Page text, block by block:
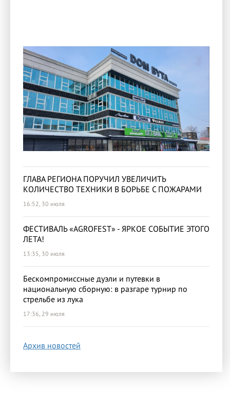
ГЛАВА РЕГИОНА ПОРУЧИЛ УВЕЛИЧИТЬ
КОЛИЧЕСТВО ТЕХНИКИ В БОРЬБЕ С ПОЖАРАМИ
16:52, 30 июля
ФЕСТИВАЛЬ «AGROFEST» - ЯРКОЕ СОБЫТИЕ ЭТОГО
ЛЕТА!
13:35, 30 июля
Бескомпромиссные дуэли и путевки в
национальную сборную: в разгаре турнир по
стрельбе из лука
17:36, 29 июля
Архив новостей